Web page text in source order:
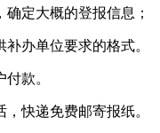
定大概的登报信息；
办单位要求的格式。
款。
快递免费邮寄报纸。